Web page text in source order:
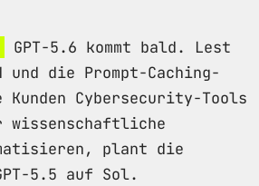
GPT-5.6 kommt bald. Lest
und die Prompt-Caching-
Kunden Cybersecurity-Tools
wissenschaftliche
plant die
5.5 auf Sol.